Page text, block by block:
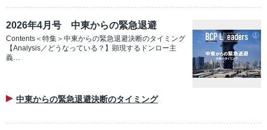
2026年4月号 中東からの緊急退避
Contents＜特集＞中東からの緊急退避決断のタイミング
【Analysis／どうなっている？】顕現するドンロー主
義…
中東からの緊急退避決断のタイミング